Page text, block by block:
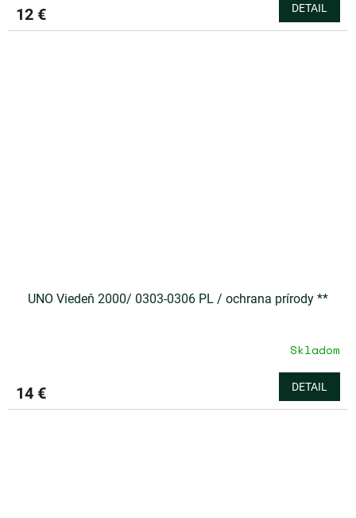
12 € DETAIL
UNO Viedeň 2000/ 0303-0306 PL / ochrana prírody **
Skladom
14 € DETAIL